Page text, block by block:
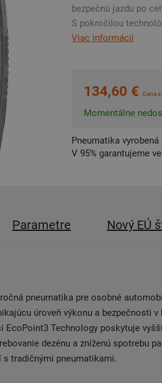
bezpečnú jazdu po
S pokročilou
Viac informácií
134,60 € Cena s
Momentálne
Pneumatika vyrobená
V 95% garantujeme
Parametre Nový EÚ
pneumatika pre osobné
úroveň výkonu a bezpečnosti
Technology poskytuje
dezénu a zníženú spotrebu
s tradičnými pneumatikami.